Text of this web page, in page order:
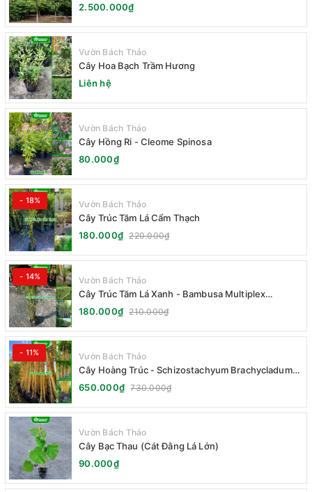
2.500.000₫
Vườn Bách Thảo
Cây Hoa Bạch Trầm Hương
Liên hệ
Vườn Bách Thảo
Cây Hồng Ri - Cleome Spinosa
80.000₫
- 18% Vườn Bách Thảo
Cây Trúc Tăm Lá Cẩm Thạch
180.000₫ 220.000₫
- 14% Vườn Bách Thảo
Cây Trúc Tăm Lá Xanh - Bambusa Multiplex
Fernleaf
180.000₫ 210.000₫
- 11% Vườn Bách Thảo
Cây Hoàng Trúc - Schizostachyum Brachycladum
Yello
650.000₫ 730.000₫
Vườn Bách Thảo
Cây Bạc Thau (Cát Đằng Lá Lớn)
90.000₫